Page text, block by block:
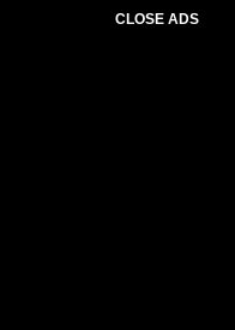
CLOSE ADS